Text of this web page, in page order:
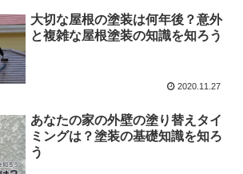
大切な屋根の塗装は何年後？意外
と複雑な屋根塗装の知識を知ろう
2020.11.27
あなたの家の外壁の塗り替えタイ
ミングは？塗装の基礎知識を知ろ
う